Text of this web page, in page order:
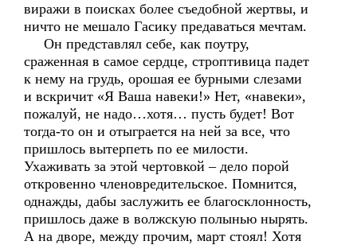
виражи в поисках более съедобной жертвы, и
ничто не мешало Гасику предаваться мечтам.
Он представлял себе, как поутру,
сраженная в самое сердце, строптивица падет
к нему на грудь, орошая ее бурными слезами
и вскричит «Я Ваша навеки!» Нет, «навеки»,
пожалуй, не надо…хотя… пусть будет! Вот
тогда-то он и отыграется на ней за все, что
пришлось вытерпеть по ее милости.
Ухаживать за этой чертовкой – дело порой
откровенно членовредительское. Помнится,
однажды, дабы заслужить ее благосклонность,
пришлось даже в волжскую полынью нырять.
А на дворе, между прочим, март стоял! Хотя